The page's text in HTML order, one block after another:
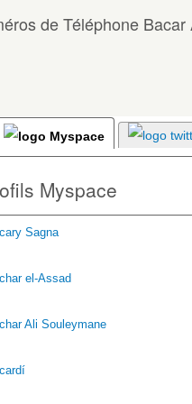
de Téléphone Bacar
Myspace
Sagna
el-Assad
Ali Souleymane